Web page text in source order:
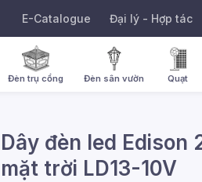
E-Catalogue Đại lý - Hợp tác
Đèn trụ cổng Đèn sân vườn Quạt
Dây đèn led Edison
mặt trời LD13-10V